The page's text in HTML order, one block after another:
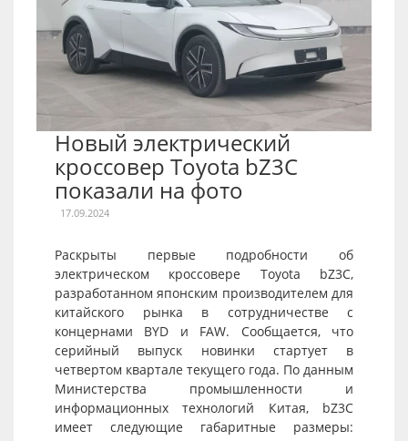
Новый электрический
кроссовер Toyota bZ3C
показали на фото
17.09.2024
Раскрыты первые подробности об
электрическом кроссовере Toyota bZ3C,
разработанном японским производителем для
китайского рынка в сотрудничестве с
концернами BYD и FAW. Сообщается, что
серийный выпуск новинки стартует в
четвертом квартале текущего года. По данным
Министерства промышленности и
информационных технологий Китая, bZ3C
имеет следующие габаритные размеры: